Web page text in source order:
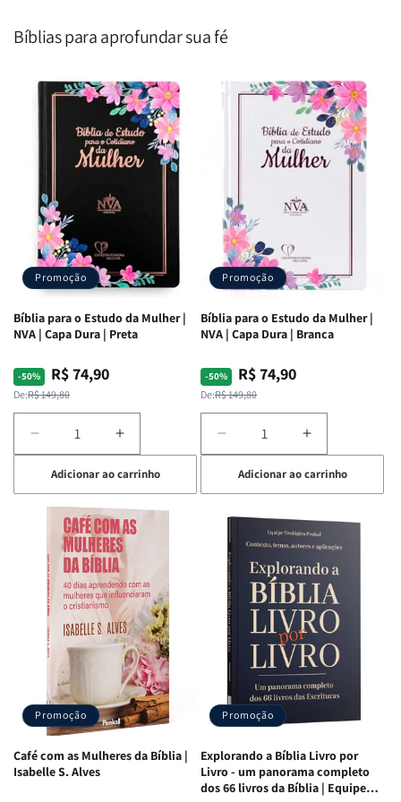
o
Coração
Deus
Ribeiro
o
Deus
|
Adriel
Ribeiro
|
Penkal
Penkal
Bíblias para aprofundar sua fé
Promoção
Bíblia para o Estudo da Mulher |
NVA | Capa Dura | Preta
-50%
Preço
normal
De:R$ 149,80
Preço
promocional
R$ 74,90
Diminuir
a
quantidade
de
Bíblia
para
Estudo
da
Mulher
NVA
Capa
Dura
|
Preta
Aumentar
a
quantidade
de
Bíblia
para
o
Estudo
da
Mulher
|
NVA
|
Capa
Dura
|
Adicionar ao carrinho
Promoção
Bíblia para o Estudo da Mulher |
NVA | Capa Dura | Branca
-50%
Preço
normal
De:R$ 149,80
Preço
promocional
R$ 74,90
Diminuir
a
quantidade
de
Bíblia
o
Estudo
da
Mulher
NVA
Capa
Dura
|
Aumentar
a
quantidade
de
Bíblia
para
o
Estudo
Mulher
|
NVA
|
Capa
Dura
|
Adicionar ao carrinho
Promoção
Café com as Mulheres da Bíblia |
Isabelle S. Alves
Promoção
Explorando a Bíblia Livro por
Livro - um panorama completo
dos 66 livros da Bíblia | Equipe